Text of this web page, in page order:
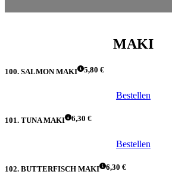
MAKI
100. SALMON MAKI 5,80 €
Bestellen
101. TUNA MAKI 6,30 €
Bestellen
102. BUTTERFISCH MAKI 6,30 €